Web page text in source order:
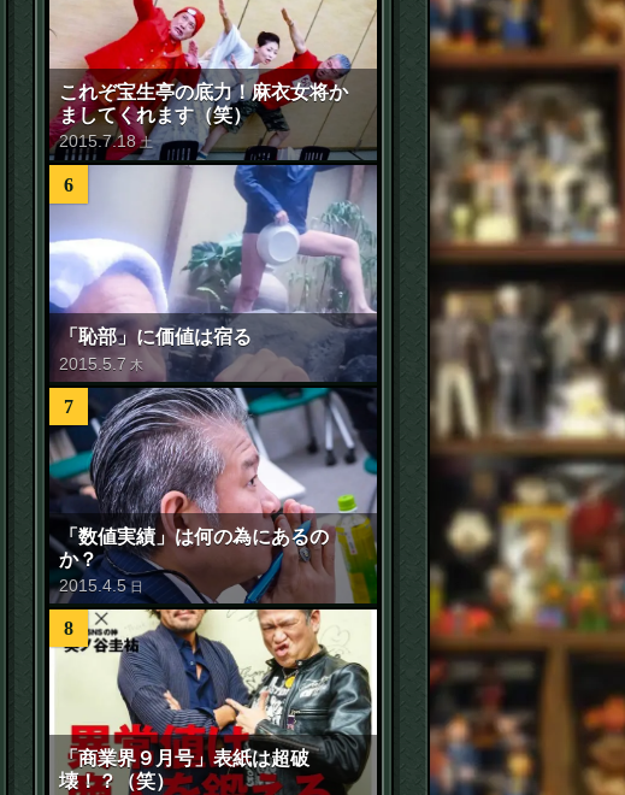
これぞ宝生亭の底力！麻衣女将か
ましてくれます（笑）
2015.7.18 土
6
「恥部」に価値は宿る
2015 .5 .7 木
7
「数値実績」は何の為にあるの
か？
2015 .4.5 日
8
「商業界９月号」表紙は超破
壊！？（笑）